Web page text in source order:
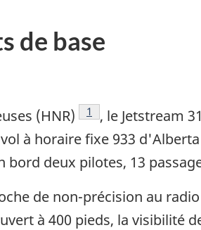
de base
(HNR) Note de bas de page
1
, le Jetstream
à horaire fixe 933
bord deux pilotes, 13
de non-précision au
à 400 pieds, la visibilité